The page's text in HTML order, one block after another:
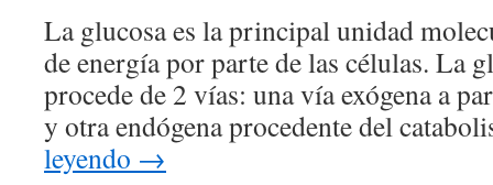
La glucosa es la principal unidad
de energía por parte de las células. La
procede de 2 vías: una vía exógena a
y otra endógena procedente del
leyendo →